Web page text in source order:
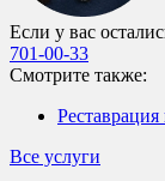
Если у вас
701-00-33
Смотрите также:
Все услуги